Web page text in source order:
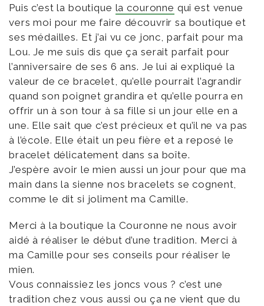
Puis c’est la boutique la couronne qui est venue
vers moi pour me faire découvrir sa boutique et
ses médailles. Et j’ai vu ce jonc, parfait pour ma
Lou. Je me suis dis que ça serait parfait pour
l’anniversaire de ses 6 ans. Je lui ai expliqué la
valeur de ce bracelet, qu’elle pourrait l’agrandir
quand son poignet grandira et qu’elle pourra en
offrir un à son tour à sa fille si un jour elle en a
une. Elle sait que c’est précieux et qu’il ne va pas
à l’école. Elle était un peu fière et a reposé le
bracelet délicatement dans sa boîte.
J’espère avoir le mien aussi un jour pour que ma
main dans la sienne nos bracelets se cognent,
comme le dit si joliment ma Camille.
Merci à la boutique la Couronne ne nous avoir
aidé à réaliser le début d’une tradition. Merci à
ma Camille pour ses conseils pour réaliser le
mien.
Vous connaissiez les joncs vous ? c’est une
tradition chez vous aussi ou ça ne vient que du